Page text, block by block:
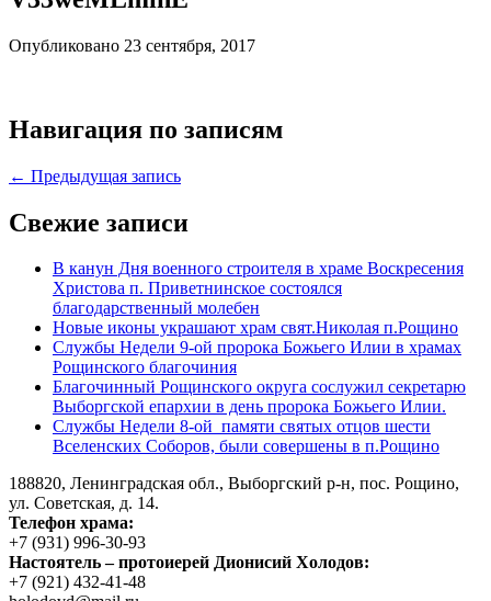
Опубликовано 23 сентября, 2017
Навигация по записям
← Предыдущая запись
Свежие записи
В канун Дня военного строителя в храме Воскресения
Христова п. Приветнинское состоялся
благодарственный молебен
Новые иконы украшают храм свят.Николая п.Рощино
Службы Недели 9-ой пророка Божьего Илии в храмах
Рощинского благочиния
Благочинный Рощинского округа сослужил секретарю
Выборгской епархии в день пророка Божьего Илии.
Службы Недели 8-ой памяти святых отцов шести
Вселенских Соборов, были совершены в п.Рощино
188820, Ленинградская обл., Выборгский р-н, пос. Рощино,
ул. Советская, д. 14.
Телефон храма:
+7 (931) 996-30-93
Настоятель – протоиерей Дионисий Холодов:
+7 (921) 432-41-48